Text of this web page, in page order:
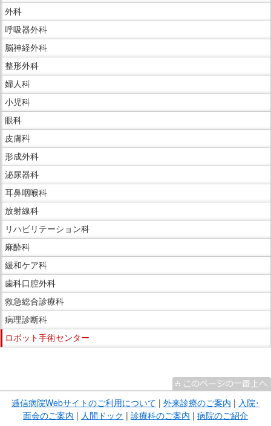
外科
呼吸器外科
脳神経外科
整形外科
婦人科
小児科
眼科
皮膚科
形成外科
泌尿器科
耳鼻咽喉科
放射線科
リハビリテーション科
麻酔科
緩和ケア科
歯科口腔外科
救急総合診療科
病理診断科
ロボット手術センター
ま逓信病院Webサイトのご利用について | 外来診療のご案内 | 入院･
面会のご案内 | 人間ドック | 診療科のご案内 | 病院のご紹介